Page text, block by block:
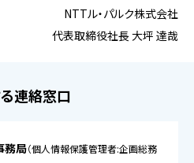
NTTル・パルク株式会社
代表取締役社長 大坪 達哉
連絡窓口
務局（個人情報保護管理者:企画総務